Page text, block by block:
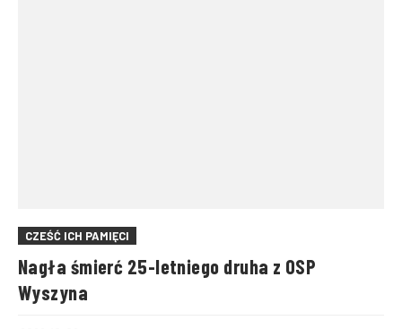
CZEŚĆ ICH PAMIĘCI
Nagła śmierć 25-letniego druha z OSP
Wyszyna